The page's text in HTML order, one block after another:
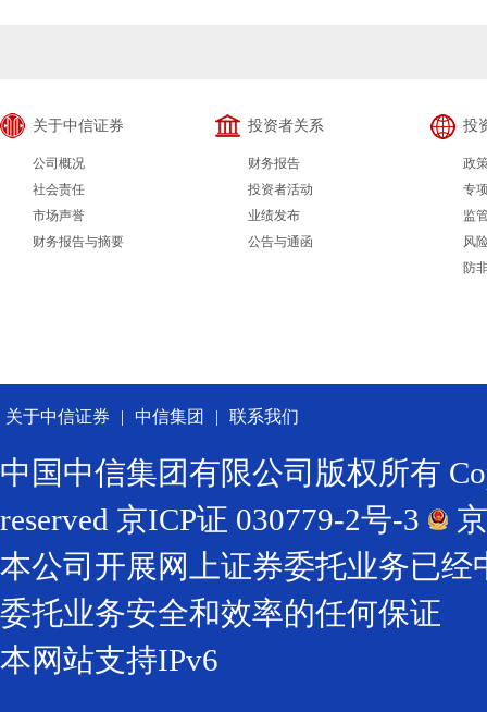
关于中信证券
公司概况
社会责任
市场声誉
财务报告与摘要
投资者关系
财务报告
投资者活动
业绩发布
公告与通函
投
政
专
监
风
防
关于中信证券 | 中信集团 | 联系我们
中国中信集团有限公司版权所有
reserved 京ICP证 030779-2号-3
本公司开展网上证券委托业务已
委托业务安全和效率的任何保证
本网站支持IPv6